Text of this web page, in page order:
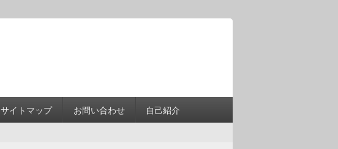
サイトマップ お問い合わせ 自己紹介